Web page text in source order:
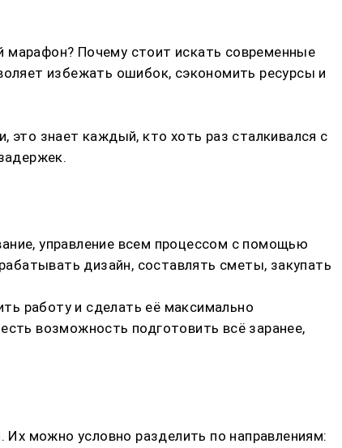
марафон? Почему стоит искать современные
избежать ошибок, сэкономить ресурсы и
знает каждый, кто хоть раз сталкивался с
управление всем процессом с помощью
дизайн, составлять сметы, закупать
работу и сделать её максимально
возможность подготовить всё заранее,
можно условно разделить по направлениям: